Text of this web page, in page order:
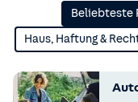
Beliebteste
Haus, Haftung &